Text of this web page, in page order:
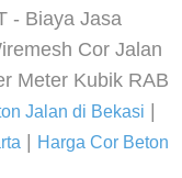
- Biaya Jasa
Cor Jalan
Meter Kubik RAB
Jalan di Bekasi
Harga Cor Beton